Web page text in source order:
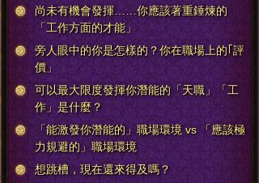
尚未有機會發揮……你應該著重錘煉的
「工作方面的才能」
旁人眼中的你是怎樣的？你在職場上的｢評
價」
可以最大限度發揮你潛能的「天職」「工
作」是什麼？
「能激發你潛能的」職場環境 vs 「應該極
力規避的」職場環境
想跳槽，現在還來得及嗎？